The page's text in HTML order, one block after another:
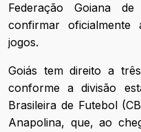
Federação Goiana
confirmar
jogos.
Goiás tem direito a
conforme a divisão
Brasileira de Futebol
Anapolina, que, ao